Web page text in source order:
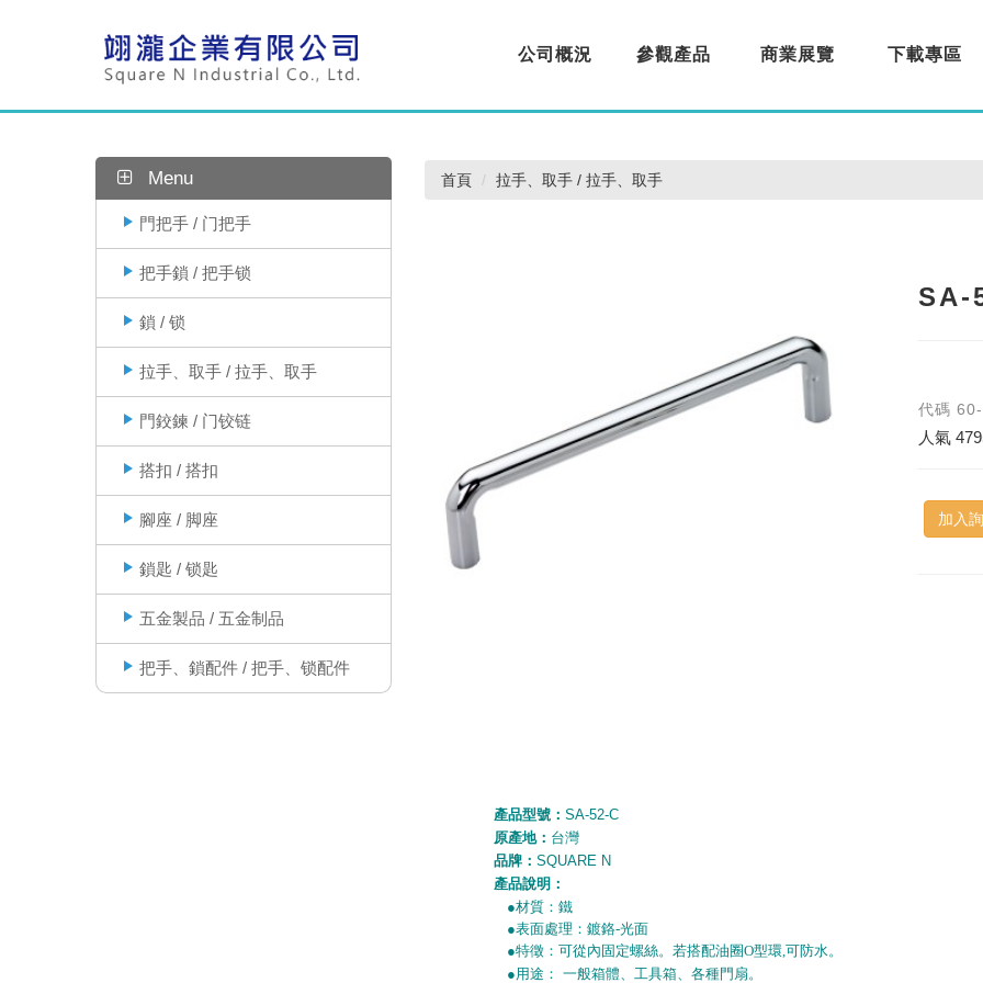
公司概況 參觀產品 商業展覽 下載專區
首頁 拉手、取手 / 拉手、取手
SA-
代碼
人氣
加入
產品型號： SA-52-C
原產地： 台灣
品牌： SQUARE N
產品說明：
●材質：鐵
●表面處理：鍍鉻-光面
●特徵：可從內固定螺絲。若搭配油圈O型環,可防水。
●用途： 一般箱體、 工具箱、各種門扇。
Menu
門把手 / 门把手
把手鎖 / 把手锁
鎖 / 锁
拉手、取手 / 拉手、取手
門鉸鍊 / 门铰链
搭扣 / 搭扣
腳座 / 脚座
鎖匙 / 锁匙
五金製品 / 五金制品
把手、鎖配件 / 把手、锁配件